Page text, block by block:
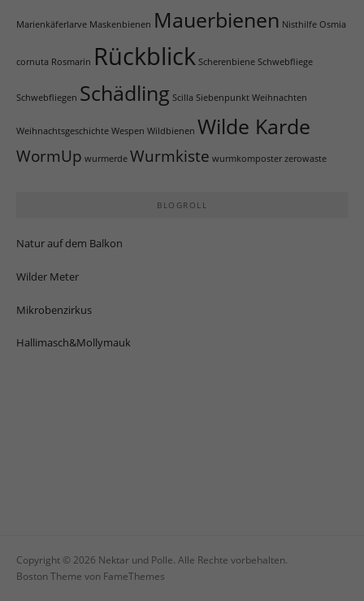
Marienkäferlarve Maskenbienen Mauerbienen Nisthilfe Osmia
cornuta Rosmarin Rückblick Scherenbiene Schwebfliege
Schwebfliegen Schädling Scilla Siebenpunkt Weihnachten
Weihnachtsgeschichte Wespen Wildbienen Wilde Karde
WormUp wurmerde Wurmkiste wurmkomposter zerowaste
BLOGROLL
Natur auf dem Balkon
Wilder Meter
Mikrobenzirkus
Hallimasch&Mollymauk
Copyright © 2026 Nektar und Polle. Alle Rechte vorbehalten.
Boston Theme von FameThemes